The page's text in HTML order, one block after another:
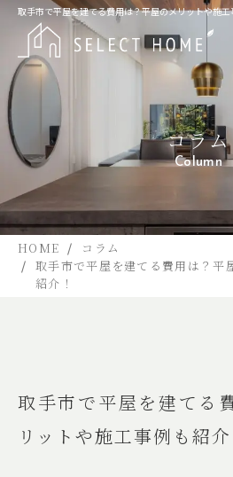
取手市で平屋を建てる費用は？平屋のメリットや施
コラム
Column
HOME
コラム
取手市で平屋を建てる費用は？平
紹介！
取手市で平屋を建てる
リットや施工事例も紹介